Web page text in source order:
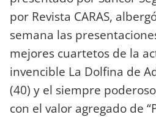
por Revista CARAS,
semana las
mejores cuartetos de la
invencible La Dolfina de
(40) y el siempre
con el valor agregado de